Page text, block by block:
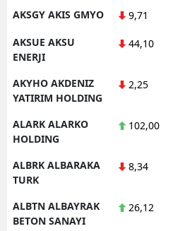
AKSGY AKIS GMYO 9,71
AKSUE AKSU
ENERJI
44,10
AKYHO AKDENIZ
YATIRIM HOLDING
2,25
ALARK ALARKO
HOLDING
102,00
ALBRK ALBARAKA
TURK
8,34
ALBTN ALBAYRAK
BETON SANAYI
26,12